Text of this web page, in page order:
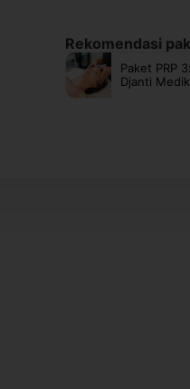
Rekomendasi
Paket PRP
Djanti